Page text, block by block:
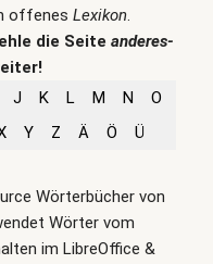
offenes Lexikon.
die Seite anderes-
J K L M N
O
Y Z Ä Ö Ü
Wörterbücher von
Wörter vom
im LibreOffice &